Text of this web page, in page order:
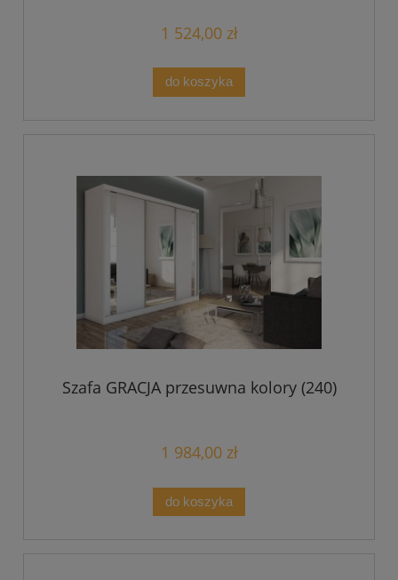
1 524,00 zł
do koszyka
Szafa GRACJA przesuwna kolory (240)
1 984,00 zł
do koszyka